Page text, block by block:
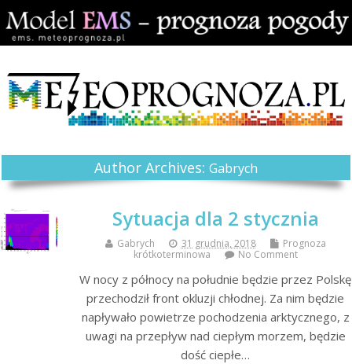
Author Archives: Gabrych
Sytuacja dla 2 stycznia
Gabrych 31 grudnia, 2018
Prognoza
krótkoterminowa
No Comment
W nocy z północy na południe będzie przez Polskę
przechodził front okluzji chłodnej. Za nim będzie
napływało powietrze pochodzenia arktycznego, z
uwagi na przepływ nad ciepłym morzem, będzie
dość ciepłe…